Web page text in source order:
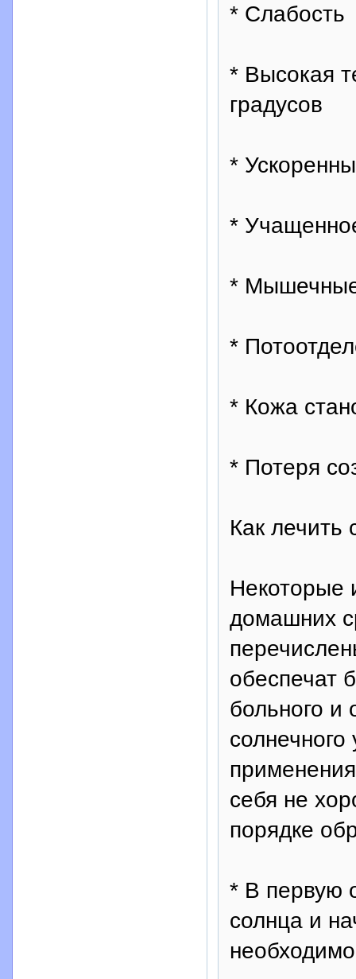
* Слабость
* Высокая
градусов
*
*
*
*
* Кожа
* Потеря
Как лечить
Некоторые
домашних
обеспечат
больного и
себя не
порядке
* В первую
солнца и